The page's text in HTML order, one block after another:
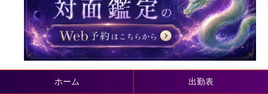
ホーム 出勤表